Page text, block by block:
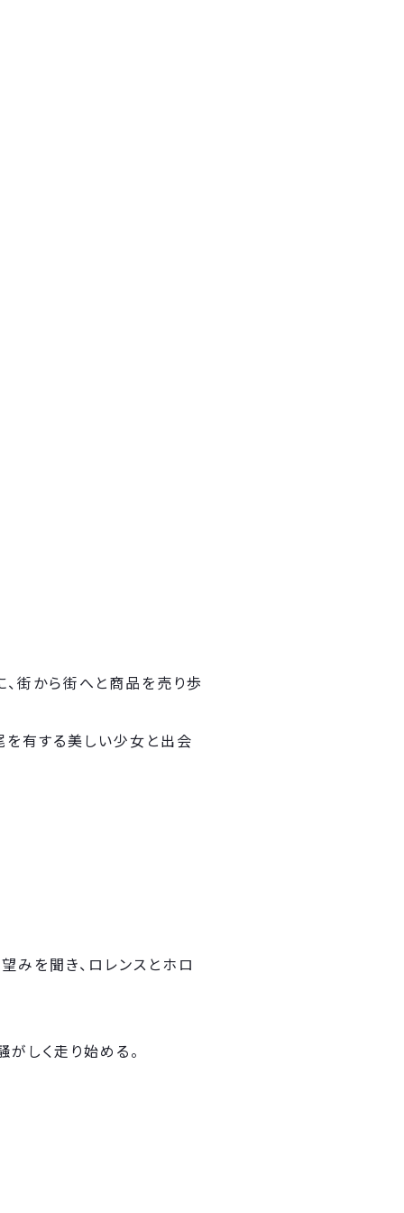
街から街へと商品を売り歩
有する美しい少女と出会
みを聞き、ロレンスとホロ
しく走り始める。